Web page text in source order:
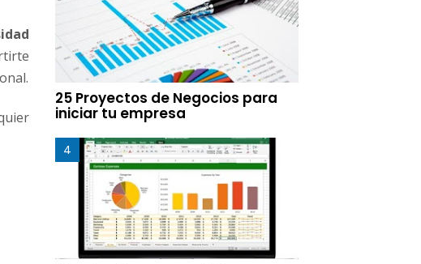
25 Proyectos de Negocios para
iniciar tu empresa